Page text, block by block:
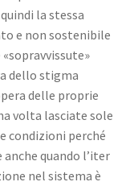
la stessa
e non sostenibile
dello stigma
delle proprie
volta lasciate sole
condizioni perché
anche quando l’iter
nel sistema è